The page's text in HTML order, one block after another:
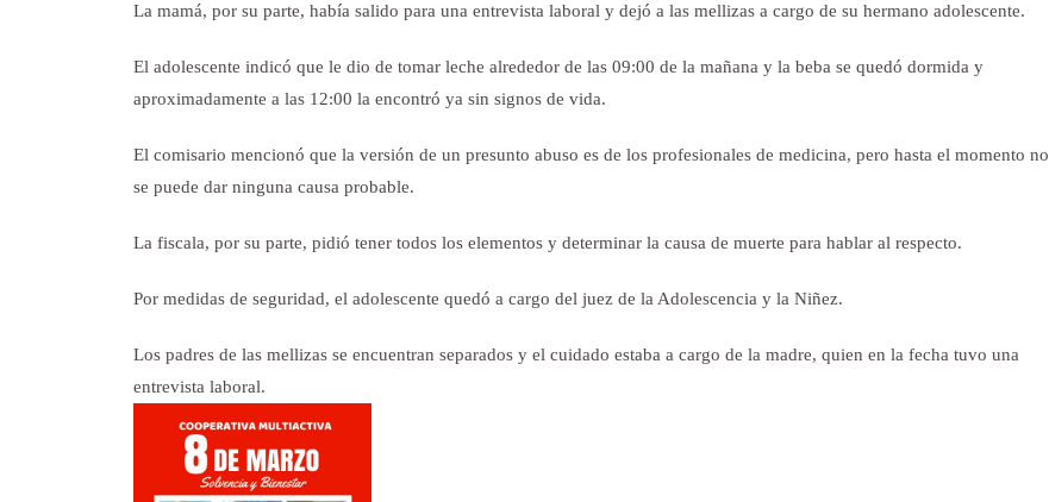
La mamá, por su parte, había salido para una entrevista laboral y dejó a las mellizas a cargo de su hermano adolescente.
El adolescente indicó que le dio de tomar leche alrededor de las 09:00 de la mañana y la beba se quedó dormida y
aproximadamente a las 12:00 la encontró ya sin signos de vida.
El comisario mencionó que la versión de un presunto abuso es de los profesionales de medicina, pero hasta el momento no
se puede dar ninguna causa probable.
La fiscala, por su parte, pidió tener todos los elementos y determinar la causa de muerte para hablar al respecto.
Por medidas de seguridad, el adolescente quedó a cargo del juez de la Adolescencia y la Niñez.
Los padres de las mellizas se encuentran separados y el cuidado estaba a cargo de la madre, quien en la fecha tuvo una
entrevista laboral.